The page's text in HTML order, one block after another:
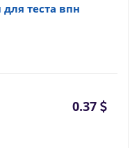
теста впн
0.37